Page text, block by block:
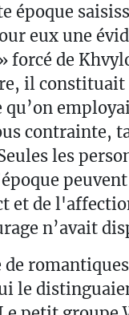
époque
eux une
forcé de
il constituait
qu’on
contrainte,
les
et de
n’avait
de
le